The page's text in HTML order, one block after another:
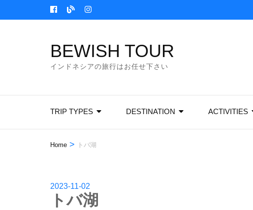
to
BEWISH TOUR
インドネシアの旅行はお任せ下さい
TRIP TYPES DESTINATION ACTIVITIES
Home > トバ湖
2023-11-02
トバ湖